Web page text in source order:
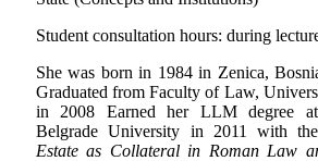
Student consultation hours: during
She was born in 1984 in Zenica,
Graduated from Faculty of Law,
in 2008 Earned her LLM degree
Belgrade University in 2011 with
Estate as Collateral in Roman Law